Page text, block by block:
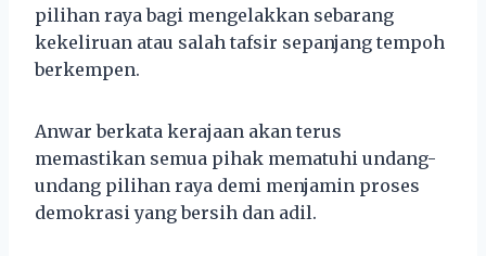
pilihan raya bagi mengelakkan sebarang
kekeliruan atau salah tafsir sepanjang tempoh
berkempen.
Anwar berkata kerajaan akan terus
memastikan semua pihak mematuhi undang-
undang pilihan raya demi menjamin proses
demokrasi yang bersih dan adil.